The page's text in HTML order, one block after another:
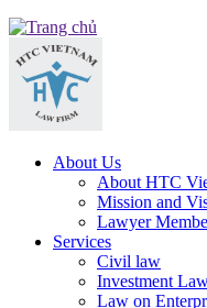
About Us
About HTC
Mission and
Lawyer
Services
Civil law
Investment
Law on